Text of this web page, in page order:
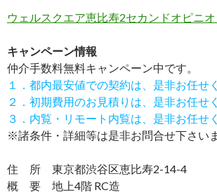
ウェルスクエア恵比寿2セカンドオピニ
キャンペーン情報
仲介手数料無料キャンペーン中です。
１．都内最安値での契約は、是非お任せ
２．初期費用のお見積りは、是非お任せ
３．内覧・リモート内覧は、是非お任せ
※諸条件・詳細等は是非お問合せ下さいま
住 所 東京都渋谷区恵比寿2-14-4
概 要 地上4階 RC造